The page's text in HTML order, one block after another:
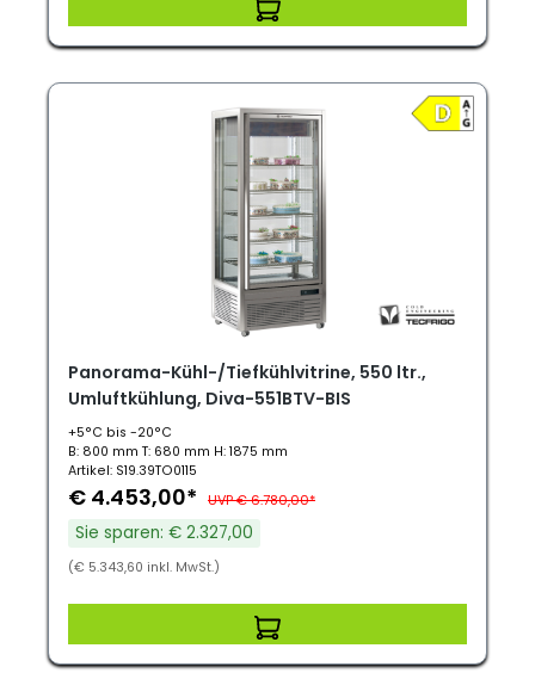
Panorama-Kühl-/Tiefkühlvitrine, 550 ltr.,
Umluftkühlung, Diva-551BTV-BIS
+5°C bis -20°C
B: 800 mm T: 680 mm H: 1875 mm
Artikel: S19.39TO0115
€ 4.453,00* UVP € 6.780,00*
Sie sparen: € 2.327,00
(€ 5.343,60 inkl. MwSt.)